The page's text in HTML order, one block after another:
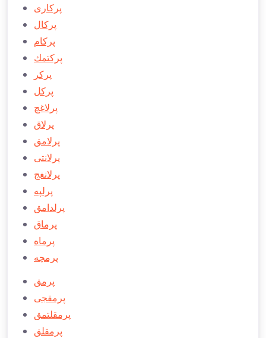
پركاری
پركال
پركام
پركتمك
پركر
پركل
پرلاغچ
پرلاق
پرلامق
پرلانتی
پرلانغج
پرلپه
پرلدامق
پرماق
پرماه
پرمچه
پرمق
پرمقجی
پرمقلتمق
پرمقلق